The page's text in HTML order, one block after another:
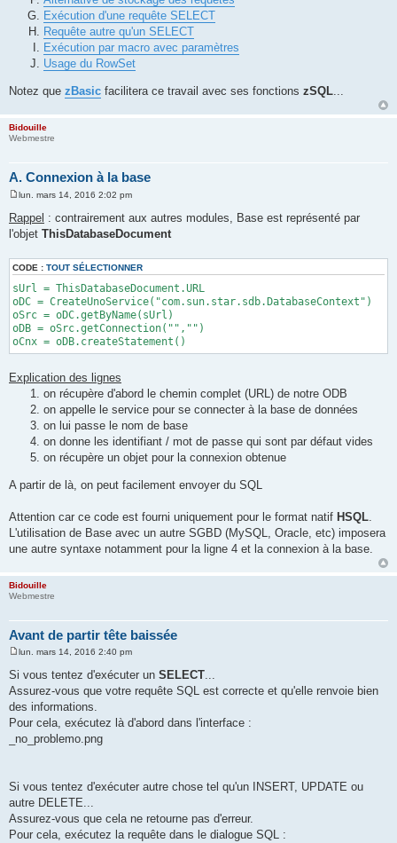
Exécution d'une requête SELECT
Requête autre qu'un SELECT
Exécution par macro avec paramètres
Usage du RowSet
Notez que zBasic facilitera ce travail avec ses fonctions zSQL...
Bidouille
Webmestre
A. Connexion à la base
s
s
e
lun. mars 14, 2016 2:02 pm
Rappel : contrairement aux autres modules, Base est représenté par
l'objet ThisDatabaseDocument
CODE : TOUT SÉLECTIONNER
sUrl = ThisDatabaseDocument.URL
oDC = CreateUnoService("com.sun.star.sdb.DatabaseContext")
oSrc = oDC.getByName(sUrl)
oDB = oSrc.getConnection("","")
oCnx = oDB.createStatement()
Explication des lignes
on récupère d'abord le chemin complet (URL) de notre ODB
on appelle le service pour se connecter à la base de données
on lui passe le nom de base
on donne les identifiant / mot de passe qui sont par défaut vides
on récupère un objet pour la connexion obtenue
A partir de là, on peut facilement envoyer du SQL
Attention car ce code est fourni uniquement pour le format natif HSQL
L'utilisation de Base avec un autre SGBD (MySQL, Oracle, etc) imposera
une autre syntaxe notamment pour la ligne 4 et la connexion à la base.
Bidouille
Webmestre
Avant de partir tête baissée
s
g
e
lun. mars 14, 2016 2:40 pm
Si vous tentez d'exécuter un SELECT...
Assurez-vous que votre requête SQL est correcte et qu'elle renvoie bien
des informations.
Pour cela, exécutez là d'abord dans l'interface :
_no_problemo.png
Si vous tentez d'exécuter autre chose tel qu'un INSERT, UPDATE ou
autre DELETE...
Assurez-vous que cela ne retourne pas d'erreur.
Pour cela, exécutez la requête dans le dialogue SQL :